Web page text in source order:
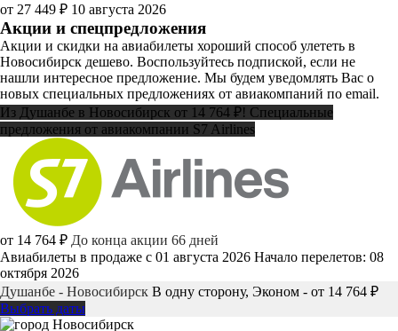
от 27 449 ₽ 10 августа 2026
Акции и спецпредложения
Акции и скидки на авиабилеты хороший способ улететь в
Новосибирск дешево. Воспользуйтесь подпиской, если не
нашли интересное предложение. Мы будем уведомлять Вас о
новых специальных предложениях от авиакомпаний по email.
Из Душанбе в Новосибирск от 14 764 ₽! Специальные
предложения от авиакомпании S7 Airlines
от 14 764 ₽ До конца акции 66 дней
Авиабилеты в продаже с 01 августа 2026 Начало перелетов: 08
октября 2026
Душанбе - Новосибирск В одну сторону, Эконом - от 14 764 ₽
Выбрать даты